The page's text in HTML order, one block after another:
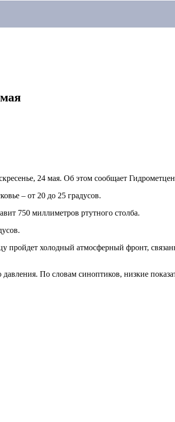
24 мая. Об этом сообщает
– от 20 до 25 градусов.
750 миллиметров ртутного столба.
пройдет холодный атмосферный фронт,
По словам синоптиков, низкие